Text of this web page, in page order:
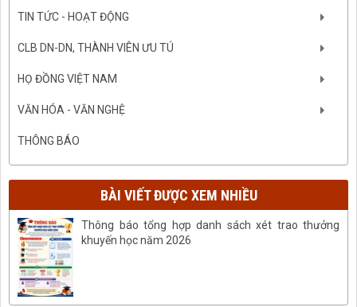
TIN TỨC - HOẠT ĐỘNG
CLB DN-DN, THÀNH VIÊN ƯU TÚ
HỌ ĐỒNG VIỆT NAM
VĂN HÓA - VĂN NGHỆ
THÔNG BÁO
BÀI VIẾT ĐƯỢC XEM NHIỀU
Thông báo tổng hợp danh sách xét trao thưởng
khuyến học năm 2026